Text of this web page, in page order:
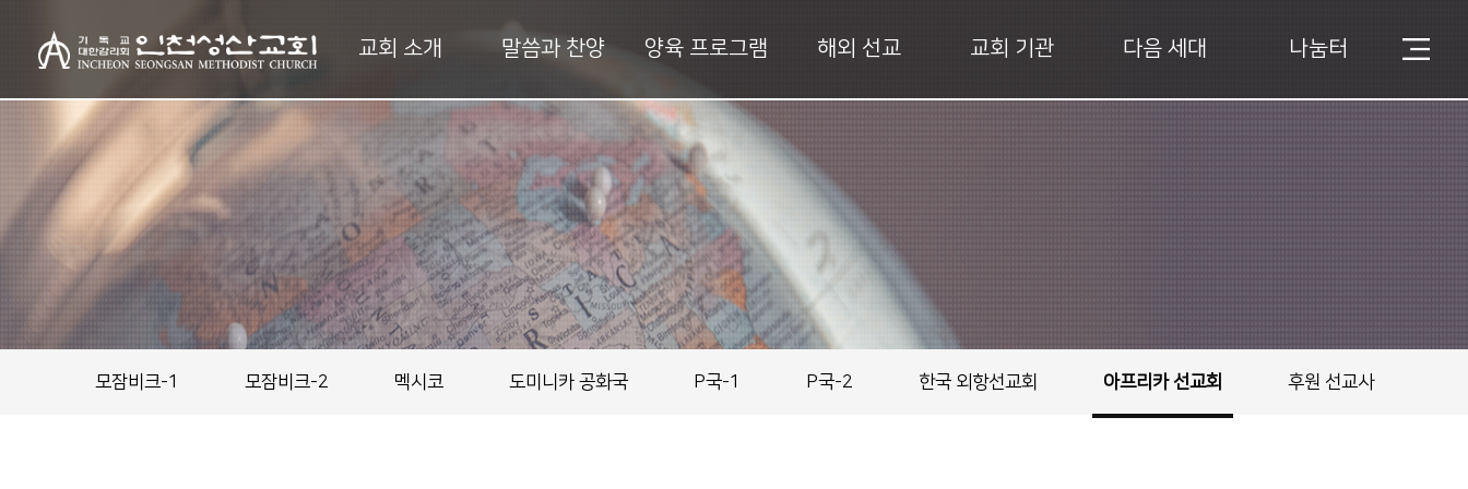
교회 소개 말씀과 찬양 양육 프로그램 해외 선교 교회 기관 다음 세대 나눔터
모잠비크-1 모잠비크-2 멕시코 도미니카 공화국 P국-1 P국-2 한국 외항선교회 아프리카 선교회 후원 선교사